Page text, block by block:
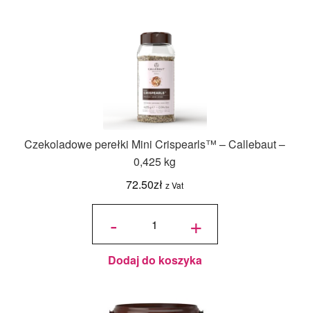
Czekoladowe perełki Mini Crispearls™ – Callebaut –
0,425 kg
72.50zł z Vat
-
ilość
perełki Mini
Crispearls™
– Callebaut –
0,425 kg +
Dodaj do koszyka